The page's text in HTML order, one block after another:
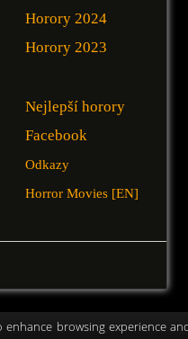
Horory 2024
Horory 2023
Nejlepší horory
Facebook
Odkazy
Horror Movies [EN]
enhance browsing experience